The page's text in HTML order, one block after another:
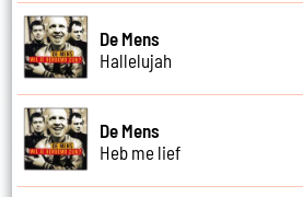
De Mens
Hallelujah
De Mens
Heb me lief